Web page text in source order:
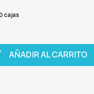
cajas
AÑADIR AL CARRITO